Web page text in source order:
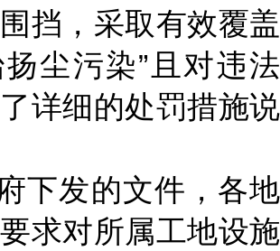
挡，采取有效覆盖
尘污染”且对违法
详细的处罚措施说
下发的文件，各地
求对所属工地设施